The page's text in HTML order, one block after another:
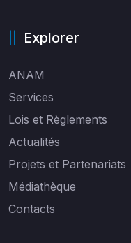
Explorer
ANAM
Services
Lois et Règlements
Actualités
Projets et Partenariats
Médiathèque
Contacts